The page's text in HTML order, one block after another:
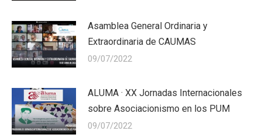
Asamblea General Ordinaria y
Extraordinaria de CAUMAS
09/07/2022
ALUMA · XX Jornadas Internacionales
sobre Asociacionismo en los PUM
09/07/2022